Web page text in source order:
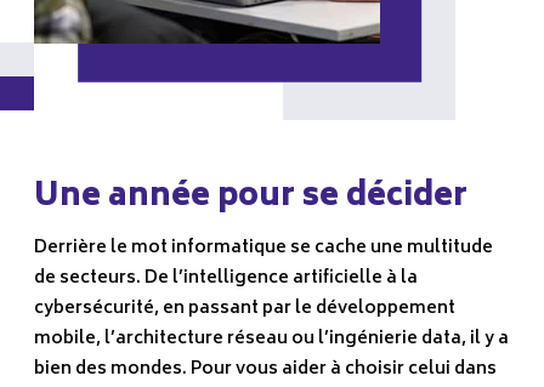
Une année pour se décider
Derrière le mot informatique se cache une multitude
de secteurs. De l’intelligence artificielle à la
cybersécurité, en passant par le développement
mobile, l’architecture réseau ou l’ingénierie data, il y a
bien des mondes. Pour vous aider à choisir celui dans